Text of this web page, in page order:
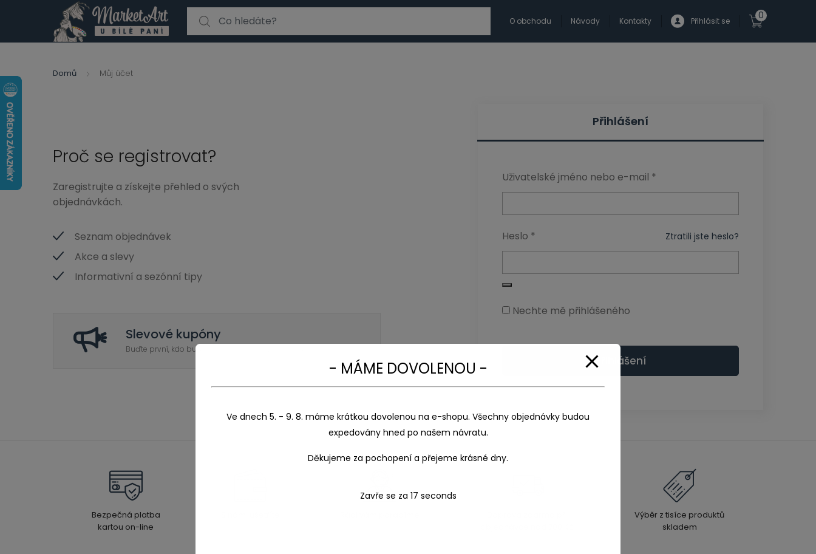
Search for:
O obchodu Návody Kontakty Přihlásit se 0
Domů Můj účet
Proč se registrovat?
Zaregistrujte a získejte přehled o svých
objednávkách.
Seznam objednávek
Akce a slevy
Informativní a sezónní tipy
Slevové kupóny
Buďte první, kdo bude vědět o všech sezónních akcích.
Přihlášení
Uživatelské jméno nebo e-mail *
Heslo * Ztratili jste heslo?
Nechte mě přihlášeného
Přihlášení
Bezpečná platba
kartou on-line
Výběr z tisíce produktů
skladem
modal-check
- MÁME DOVOLENOU -
Ve dnech 5. - 9. 8. máme krátkou dovolenou na e-shopu. Všechny objednávky budou
expedovány hned po našem návratu.
Děkujeme za pochopení a přejeme krásné dny.
Zavře se za 16 seconds